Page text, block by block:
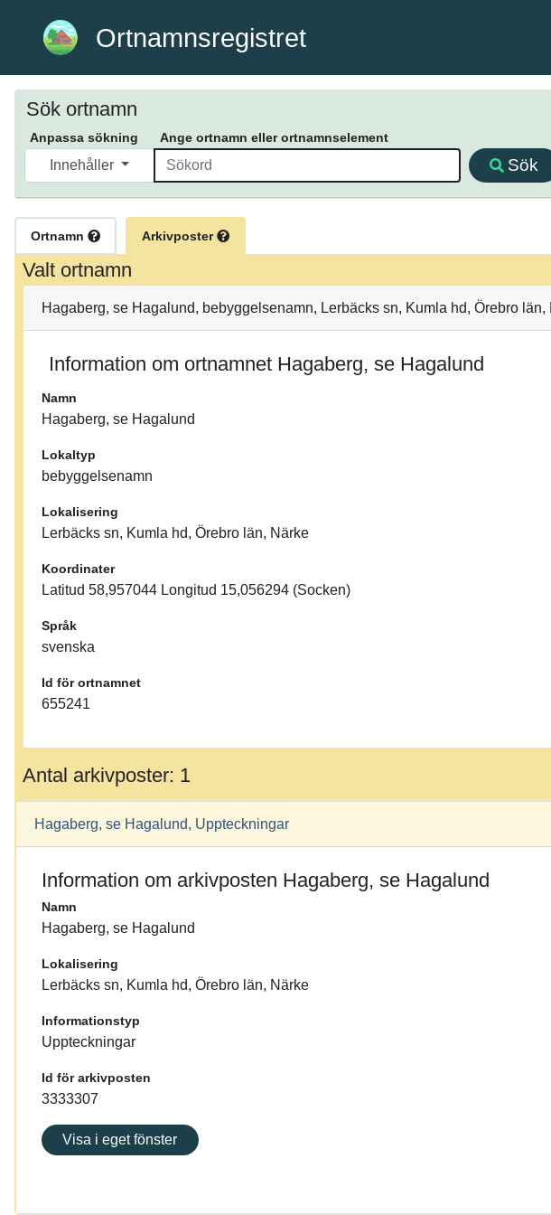
Ortnamnsregistret
Sök ortnamn
Anpassa sökning Ange ortnamn eller ortnamnselement
Innehåller Sök
Ortnamn Arkivposter
Valt ortnamn
Hagaberg, se Hagalund, bebyggelsenamn, Lerbäcks sn, Kumla hd, Örebro län,
Information om ortnamnet Hagaberg, se Hagalund
Namn
Hagaberg, se Hagalund
Lokaltyp
bebyggelsenamn
Lokalisering
Lerbäcks sn, Kumla hd, Örebro län, Närke
Koordinater
Latitud 58,957044 Longitud 15,056294 (Socken)
Språk
svenska
Id för ortnamnet
655241
Antal arkivposter: 1
Hagaberg, se Hagalund, Uppteckningar
Information om arkivposten Hagaberg, se Hagalund
Namn
Hagaberg, se Hagalund
Lokalisering
Lerbäcks sn, Kumla hd, Örebro län, Närke
Informationstyp
Uppteckningar
Id för arkivposten
3333307
Visa i eget fönster